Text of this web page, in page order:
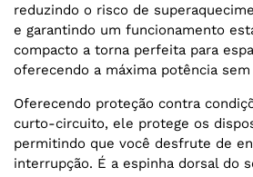
reduzindo o risco de
e garantindo um funcionamento
compacto a torna perfeita para
oferecendo a máxima potência
Oferecendo proteção contra
curto-circuito, ele protege os
permitindo que você desfrute de
interrupção. É a espinha dorsal do